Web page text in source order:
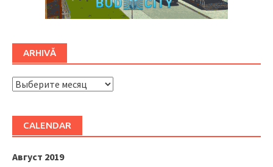
ARHIVĂ
ARHIVĂ
CALENDAR
Август 2019